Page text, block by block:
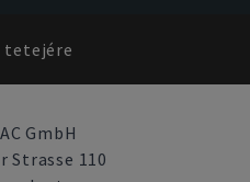
tetejére
GmbH
Strasse 110